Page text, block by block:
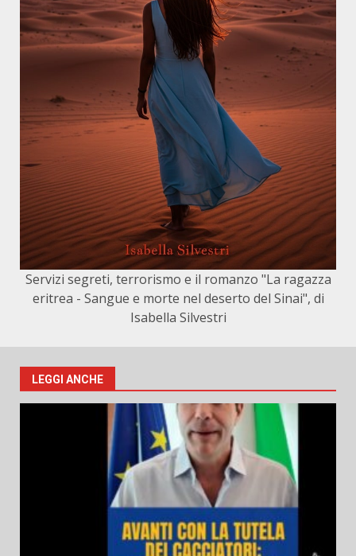
Servizi segreti, terrorismo e il romanzo "La ragazza
eritrea - Sangue e morte nel deserto del Sinai", di
Isabella Silvestri
LEGGI ANCHE